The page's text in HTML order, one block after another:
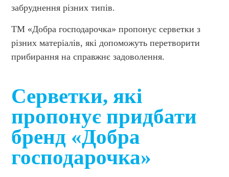
забруднення різних типів.
ТМ «Добра господарочка» пропонує серветки з
різних матеріалів, які допоможуть перетворити
прибирання на справжнє задоволення.
Серветки, які
пропонує придбати
бренд «Добра
господарочка»